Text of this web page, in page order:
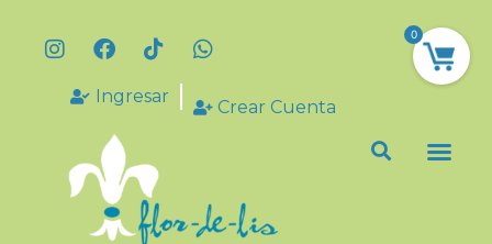
Ingresar
Crear Cuenta
0